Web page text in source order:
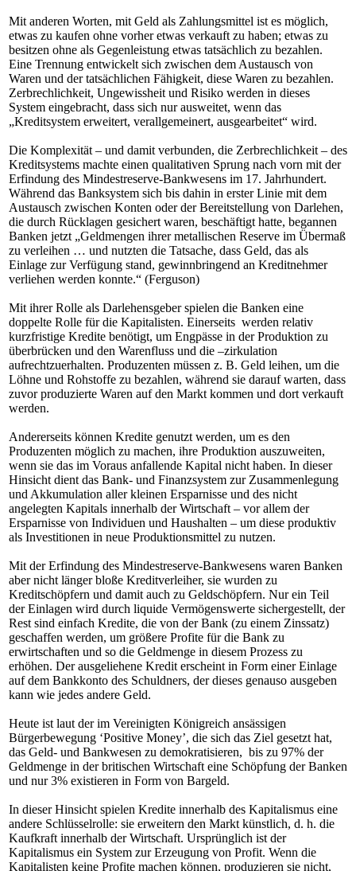
Mit anderen Worten, mit Geld als Zahlungsmittel ist es möglich,
etwas zu kaufen ohne vorher etwas verkauft zu haben; etwas zu
besitzen ohne als Gegenleistung etwas tatsächlich zu bezahlen.
Eine Trennung entwickelt sich zwischen dem Austausch von
Waren und der tatsächlichen Fähigkeit, diese Waren zu bezahlen.
Zerbrechlichkeit, Ungewissheit und Risiko werden in dieses
System eingebracht, dass sich nur ausweitet, wenn das
„Kreditsystem erweitert, verallgemeinert, ausgearbeitet“ wird.
Die Komplexität – und damit verbunden, die Zerbrechlichkeit – des
Kreditsystems machte einen qualitativen Sprung nach vorn mit der
Erfindung des Mindestreserve-Bankwesens im 17. Jahrhundert.
Während das Banksystem sich bis dahin in erster Linie mit dem
Austausch zwischen Konten oder der Bereitstellung von Darlehen,
die durch Rücklagen gesichert waren, beschäftigt hatte, begannen
Banken jetzt „Geldmengen ihrer metallischen Reserve im Übermaß
zu verleihen … und nutzten die Tatsache, dass Geld, das als
Einlage zur Verfügung stand, gewinnbringend an Kreditnehmer
verliehen werden konnte.“ (Ferguson)
Mit ihrer Rolle als Darlehensgeber spielen die Banken eine
doppelte Rolle für die Kapitalisten. Einerseits werden relativ
kurzfristige Kredite benötigt, um Engpässe in der Produktion zu
überbrücken und den Warenfluss und die –zirkulation
aufrechtzuerhalten. Produzenten müssen z. B. Geld leihen, um die
Löhne und Rohstoffe zu bezahlen, während sie darauf warten, dass
zuvor produzierte Waren auf den Markt kommen und dort verkauft
werden.
Andererseits können Kredite genutzt werden, um es den
Produzenten möglich zu machen, ihre Produktion auszuweiten,
wenn sie das im Voraus anfallende Kapital nicht haben. In dieser
Hinsicht dient das Bank- und Finanzsystem zur Zusammenlegung
und Akkumulation aller kleinen Ersparnisse und des nicht
angelegten Kapitals innerhalb der Wirtschaft – vor allem der
Ersparnisse von Individuen und Haushalten – um diese produktiv
als Investitionen in neue Produktionsmittel zu nutzen.
Mit der Erfindung des Mindestreserve-Bankwesens waren Banken
aber nicht länger bloße Kreditverleiher, sie wurden zu
Kreditschöpfern und damit auch zu Geldschöpfern. Nur ein Teil
der Einlagen wird durch liquide Vermögenswerte sichergestellt, der
Rest sind einfach Kredite, die von der Bank (zu einem Zinssatz)
geschaffen werden, um größere Profite für die Bank zu
erwirtschaften und so die Geldmenge in diesem Prozess zu
erhöhen. Der ausgeliehene Kredit erscheint in Form einer Einlage
auf dem Bankkonto des Schuldners, der dieses genauso ausgeben
kann wie jedes andere Geld.
Heute ist laut der im Vereinigten Königreich ansässigen
Bürgerbewegung ‘Positive Money’, die sich das Ziel gesetzt hat,
das Geld- und Bankwesen zu demokratisieren, bis zu 97% der
Geldmenge in der britischen Wirtschaft eine Schöpfung der Banken
und nur 3% existieren in Form von Bargeld.
In dieser Hinsicht spielen Kredite innerhalb des Kapitalismus eine
andere Schlüsselrolle: sie erweitern den Markt künstlich, d. h. die
Kaufkraft innerhalb der Wirtschaft. Ursprünglich ist der
Kapitalismus ein System zur Erzeugung von Profit. Wenn die
Kapitalisten keine Profite machen können, produzieren sie nicht,